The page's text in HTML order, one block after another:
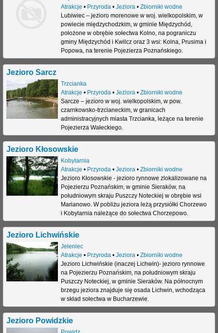
Atrakcje • Przyroda• Jeziora• Zbiorniki wodne
Lubiwiec – jezioro morenowe w woj. wielkopolskim, w
powiecie międzychodzkim, w gminie Międzychód,
położone w obrębie sołectwa Kolno, na pograniczu
gminy Międzychód i Kwilcz oraz 3 wsi: Kolna, Prusima i
Popowa, na terenie Pojezierza Poznańskiego.
Jezioro Sarcz
Trzcianka
Atrakcje • Przyroda• Jeziora• Zbiorniki wodne
Sarcze – jezioro w woj. wielkopolskim, w pow.
czarnkowsko-trzcianeckim, w granicach
administracyjnych miasta Trzcianka, leżące na terenie
Pojezierza Wałeckiego.
Jezioro Kłosowskie
Kobylarnia
Atrakcje • Przyroda• Jeziora• Zbiorniki wodne
Jezioro Kłosowskie - jezioro rynnowe zlokalizowane na
Pojezierzu Poznańskim, w gminie Sieraków, na
południowym skraju Puszczy Noteckiej w obrębie wsi
Marianowo. W pobliżu jeziora leżą przysiółki Chorzewo
i Kobylarnia należące do sołectwa Chorzepowo.
Jezioro Lichwińskie
Jeleniec
Atrakcje • Przyroda• Jeziora• Zbiorniki wodne
Jezioro Lichwińskie (inaczej Lichwin)- jezioro rynnowe
na Pojezierzu Poznańskim, na południowym skraju
Puszczy Noteckiej, w gminie Sieraków. Na północnym
brzegu jeziora znajduje się osada Lichwin, wchodząca
w skład sołectwa w Bucharzewie.
Jezioro Powidzkie